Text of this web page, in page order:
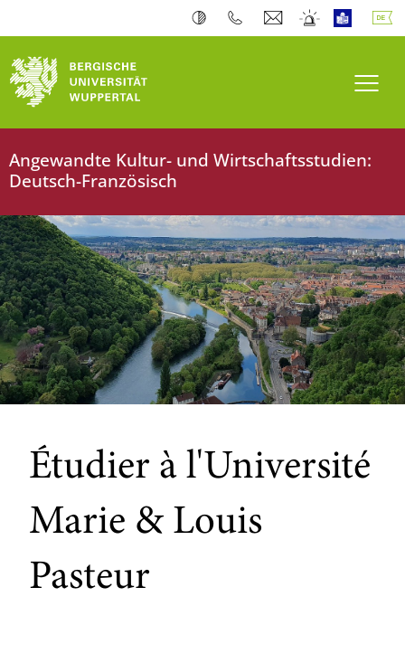
Angewandte Kultur- und Wirtschaftsstudien:
Deutsch-Französisch
Étudier à l'Université
Marie & Louis
Pasteur